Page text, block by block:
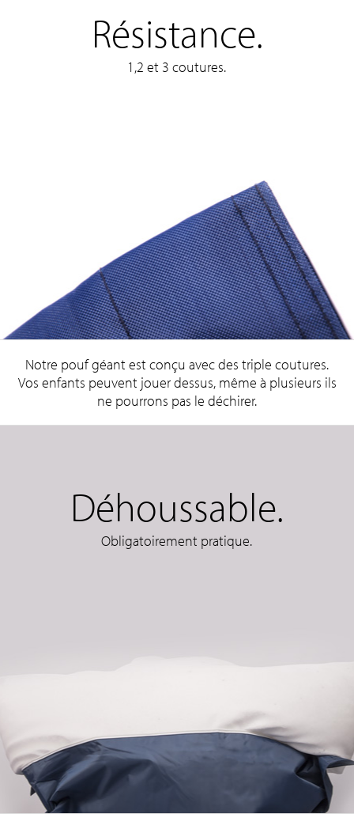
Résistance.
1,2 et 3 coutures.
Notre pouf géant est conçu avec des triple coutures.
Vos enfants peuvent jouer dessus, même à plusieurs ils
ne pourrons pas le déchirer.
Déhoussable.
Obligatoirement pratique.